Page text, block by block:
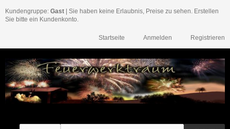
Kundengruppe: Gast | Sie haben keine Erlaubnis, Preise zu sehen. Erstellen
Sie bitte ein Kundenkonto.
Registrieren
Anmelden
Startseite